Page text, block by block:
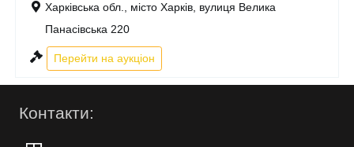
Харківська обл., місто Харків, вулиця Велика
Панасівська 220
Перейти на аукціон
Контакти: